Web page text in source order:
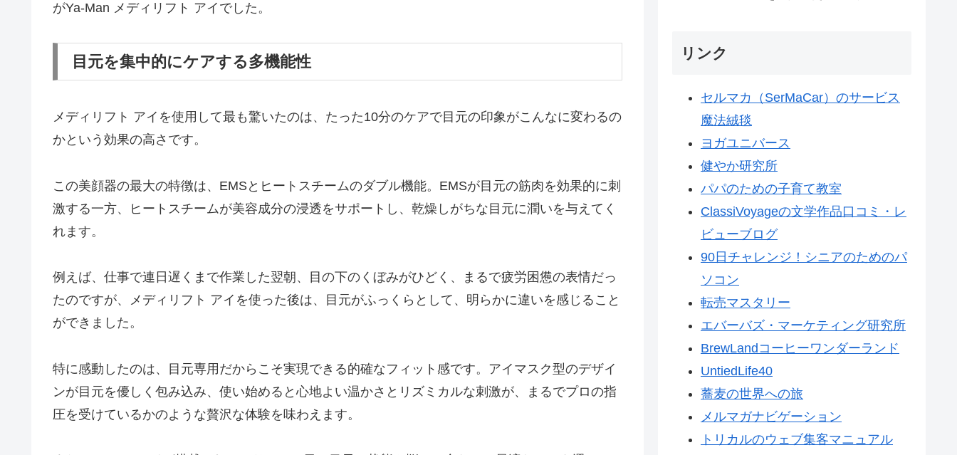
がYa-Man メディリフト アイでした。
目元を集中的にケアする多機能性
メディリフト アイを使用して最も驚いたのは、たった10分のケアで目元の印象がこんなに変わるの
かという効果の高さです。
この美顔器の最大の特徴は、EMSとヒートスチームのダブル機能。EMSが目元の筋肉を効果的に刺
激する一方、ヒートスチームが美容成分の浸透をサポートし、乾燥しがちな目元に潤いを与えてく
れます。
例えば、仕事で連日遅くまで作業した翌朝、目の下のくぼみがひどく、まるで疲労困憊の表情だっ
たのですが、メディリフト アイを使った後は、目元がふっくらとして、明らかに違いを感じること
ができました。
特に感動したのは、目元専用だからこそ実現できる的確なフィット感です。アイマスク型のデザイ
ンが目元を優しく包み込み、使い始めると心地よい温かさとリズミカルな刺激が、まるでプロの指
圧を受けているかのような贅沢な体験を味わえます。
リンク
セルマカ（SerMaCar）のサービス
魔法絨毯
ヨガユニバース
健やか研究所
パパのための子育て教室
ClassiVoyageの文学作品口コミ・レ
ビューブログ
90日チャレンジ！シニアのためのパ
ソコン
転売マスタリー
エバーバズ・マーケティング研究所
BrewLandコーヒーワンダーランド
UntiedLife40
蕎麦の世界への旅
メルマガナビゲーション
トリカルのウェブ集客マニュアル